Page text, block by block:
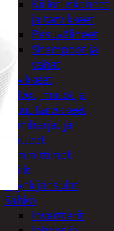
Kiillotuskoneet
ja tarvikkeet
Pesuvälineet
Shampoot ja
vahat
Kalvot, matot ja
muut tarvikkeet
Lumiharjat ja
peitteet
Lämmittimet
Peilit
Pyyhkijänsulat
Sähkö
Invertterit